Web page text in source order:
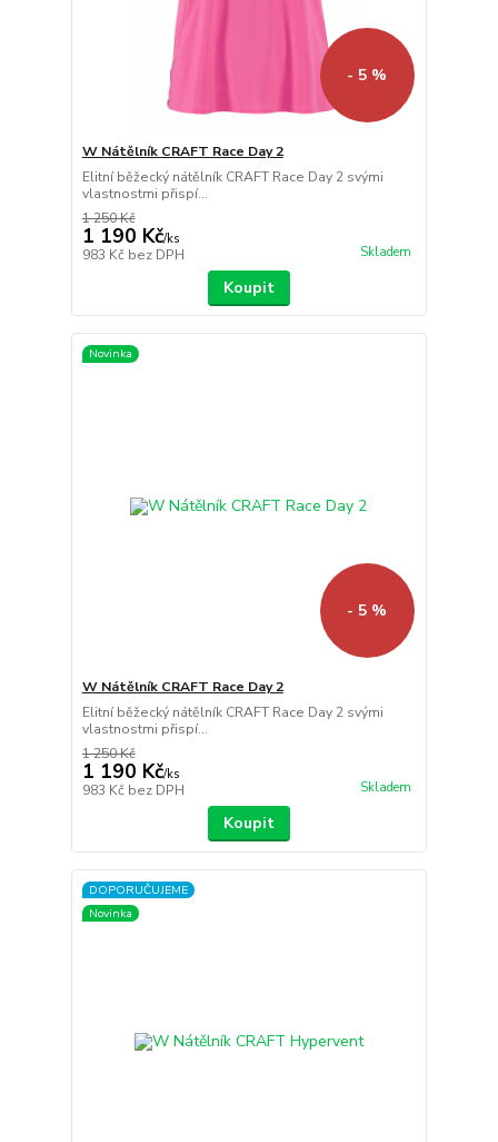
- 5 %
W Nátělník CRAFT Race Day 2
Elitní běžecký nátělník CRAFT Race Day 2 svými
vlastnostmi přispí...
1 250 Kč
1 190 Kč/ks
983 Kč bez DPH Skladem
Koupit
Novinka
- 5 %
W Nátělník CRAFT Race Day 2
Elitní běžecký nátělník CRAFT Race Day 2 svými
vlastnostmi přispí...
1 250 Kč
1 190 Kč/ks
983 Kč bez DPH Skladem
Koupit
DOPORUČUJEME
Novinka